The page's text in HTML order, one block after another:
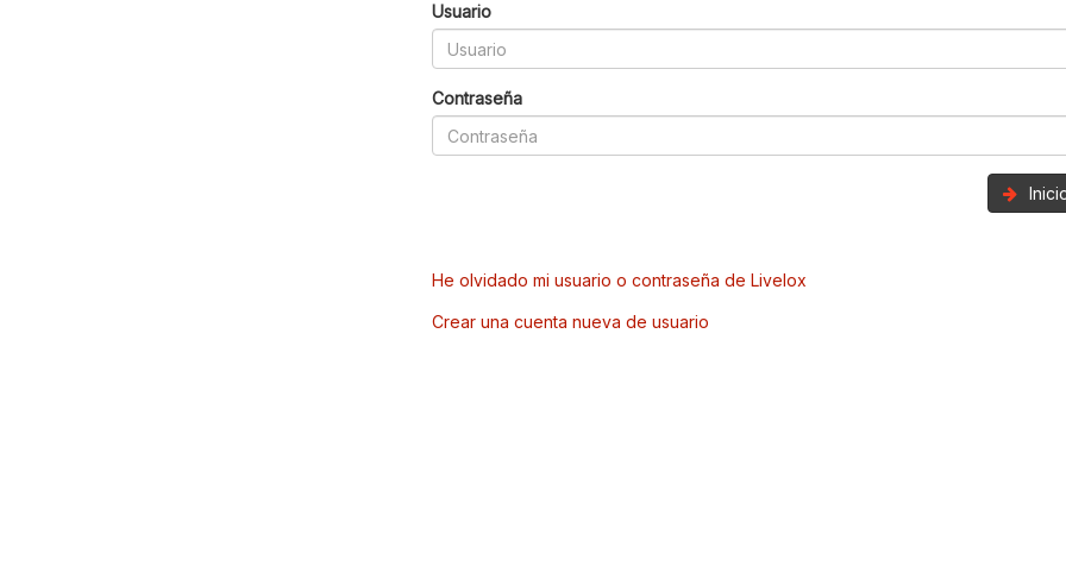
Usuario
Contraseña
He olvidado mi usuario o contraseña de Livelox
Crear una cuenta nueva de usuario